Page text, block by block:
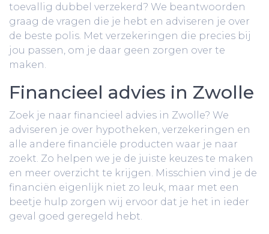
toevallig dubbel verzekerd? We beantwoorden
graag de vragen die je hebt en adviseren je over
de beste polis. Met verzekeringen die precies bij
jou passen, om je daar geen zorgen over te
maken.
Financieel advies in Zwolle
Zoek je naar financieel advies in Zwolle? We
adviseren je over hypotheken, verzekeringen en
alle andere financiële producten waar je naar
zoekt. Zo helpen we je de juiste keuzes te maken
en meer overzicht te krijgen. Misschien vind je de
financiën eigenlijk niet zo leuk, maar met een
beetje hulp zorgen wij ervoor dat je het in ieder
geval goed geregeld hebt.